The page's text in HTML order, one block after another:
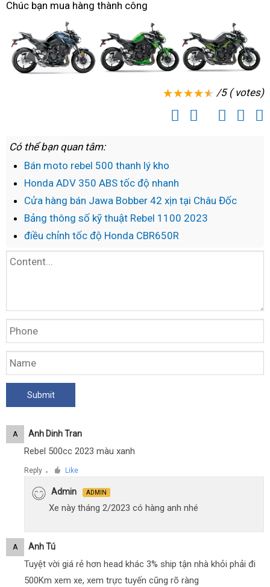
hữu
nào?
Kawasaki
Z900
ABS
nhiều
khuyến
Chúc bạn mua hàng thành công
/5 ( votes)
Có thể bạn quan tâm:
Bán moto rebel 500 thanh lý kho
Honda ADV 350 ABS tốc độ nhanh
Cửa hàng bán Jawa Bobber 42 xịn tại Châu Đốc
Bảng thông số kỹ thuật Rebel 1100 2023
điều chỉnh tốc độ Honda CBR650R
A Anh Dinh Tran
Rebel 500cc 2023 màu xanh
Reply ● Like
Admin ADMIN
Xe này tháng 2/2023 có hàng anh nhé
A Anh Tú
Tuyệt vời giá rẻ hơn head khác 3% ship tận nhà khỏi phải đi
500Km xem xe, xem trực tuyến cũng rõ ràng